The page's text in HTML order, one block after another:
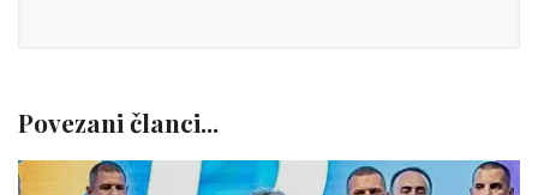
Povezani članci...